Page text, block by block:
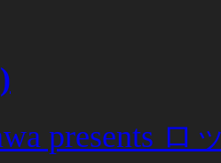
presents